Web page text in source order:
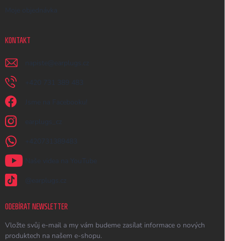
Moje objednávka
KONTAKT
napiste @ earplugs.cz
+420 731 389 483
Jsme na Facebooku!
earplugs_cz
+420731389483
Naše videa na YouTube
@earplugs.cz
ODEBÍRAT NEWSLETTER
Vložte svůj e-mail a my vám budeme zasílat informace o nových
produktech na našem e-shopu.